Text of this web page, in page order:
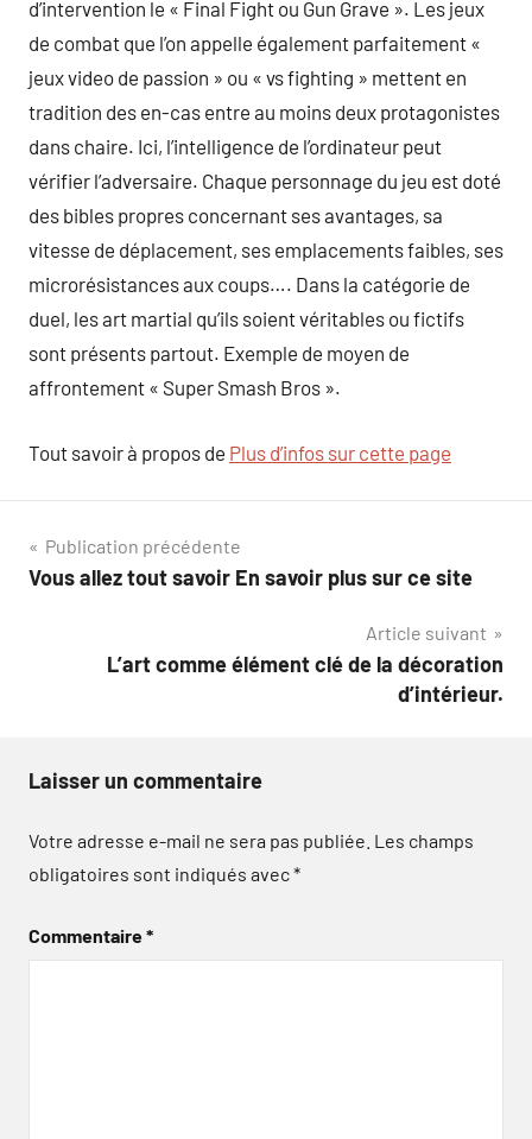
d’intervention le « Final Fight ou Gun Grave ». Les jeux
de combat que l’on appelle également parfaitement «
jeux video de passion » ou « vs fighting » mettent en
tradition des en-cas entre au moins deux protagonistes
dans chaire. Ici, l’intelligence de l’ordinateur peut
vérifier l’adversaire. Chaque personnage du jeu est doté
des bibles propres concernant ses avantages, sa
vitesse de déplacement, ses emplacements faibles, ses
microrésistances aux coups…. Dans la catégorie de
duel, les art martial qu’ils soient véritables ou fictifs
sont présents partout. Exemple de moyen de
affrontement « Super Smash Bros ».
Tout savoir à propos de Plus d’infos sur cette page
Navigation
de
Publication précédente
Vous allez tout savoir En savoir plus sur ce site
Article suivant
L’art comme élément clé de la décoration
d’intérieur.
Laisser un commentaire
Votre adresse e-mail ne sera pas publiée. Les champs
obligatoires sont indiqués avec*
Commentaire*